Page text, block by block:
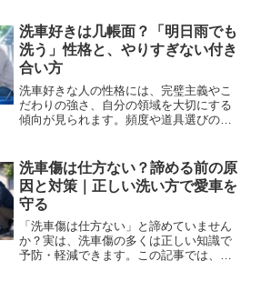
テリーを守る賢い温度・風量設定、車中
泊・仮眠時の安全対策を分かりやすく解
説します。
洗車好きは几帳面？「明日雨でも
洗う」性格と、やりすぎない付き
合い方
洗車好きな人の性格には、完璧主義やこ
だわりの強さ、自分の領域を大切にする
傾向が見られます。頻度や道具選びの背
た。
洗車傷は仕方ない？諦める前の原
因と対策｜正しい洗い方で愛車を
守る
「洗車傷は仕方ない」と諦めていません
か？実は、洗車傷の多くは正しい知識で
予防・軽減できます。この記事では、洗